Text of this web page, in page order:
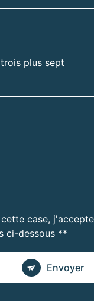
plus sept
case,
ci-dessous **
Envoyer